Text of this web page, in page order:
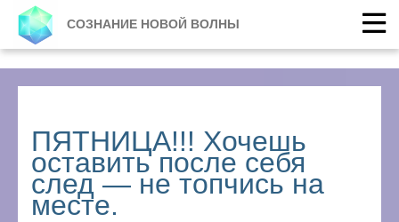
СОЗНАНИЕ НОВОЙ ВОЛНЫ
ПЯТНИЦА!!! Хочешь
оставить после себя
след — не топчись на
месте.